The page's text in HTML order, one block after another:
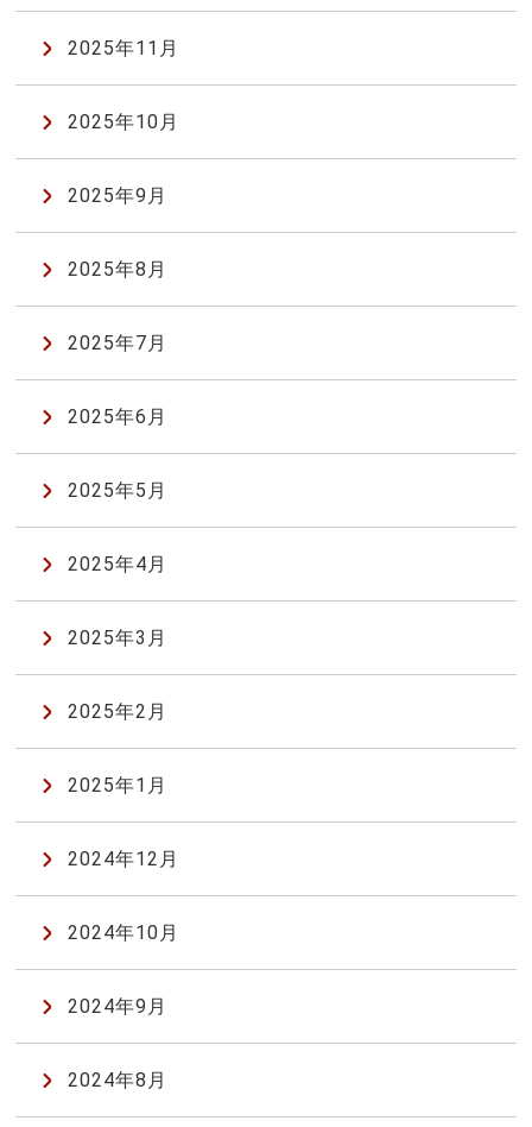
2025年11月
2025年10月
2025年9月
2025年8月
2025年7月
2025年6月
2025年5月
2025年4月
2025年3月
2025年2月
2025年1月
2024年12月
2024年10月
2024年9月
2024年8月